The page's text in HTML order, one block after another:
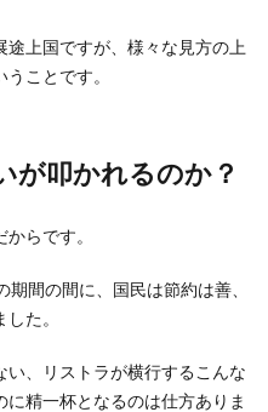
途上国ですが、様々な見方の上
ことです。
が叩かれるのか？
からです。
間の間に、国民は節約は善、
た。
、リストラが横行するこんな
精一杯となるのは仕方ありま